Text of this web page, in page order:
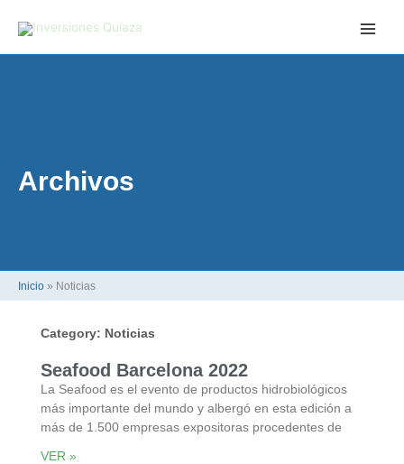
Archivos
Inicio » Noticias
Category: Noticias
Seafood Barcelona 2022
La Seafood es el evento de productos hidrobiológicos
más importante del mundo y albergó en esta edición a
más de 1.500 empresas expositoras procedentes de
VER »